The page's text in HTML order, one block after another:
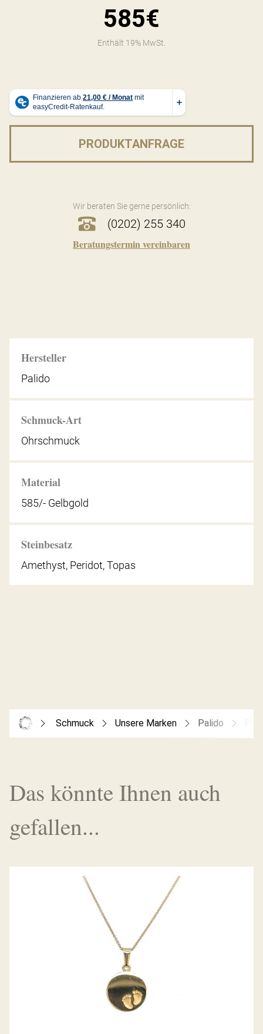
585€
Enthält 19% MwSt.
PRODUKTANFRAGE
Wir beraten Sie gerne persönlich:
(0202) 255 340
Beratungstermin vereinbaren
Hersteller
Palido
Schmuck-Art
Ohrschmuck
Material
585/- Gelbgold
Steinbesatz
Amethyst, Peridot, Topas
Schmuck Unsere Marken Palido
Das könnte Ihnen auch
gefallen...
GRAVURPLATTE